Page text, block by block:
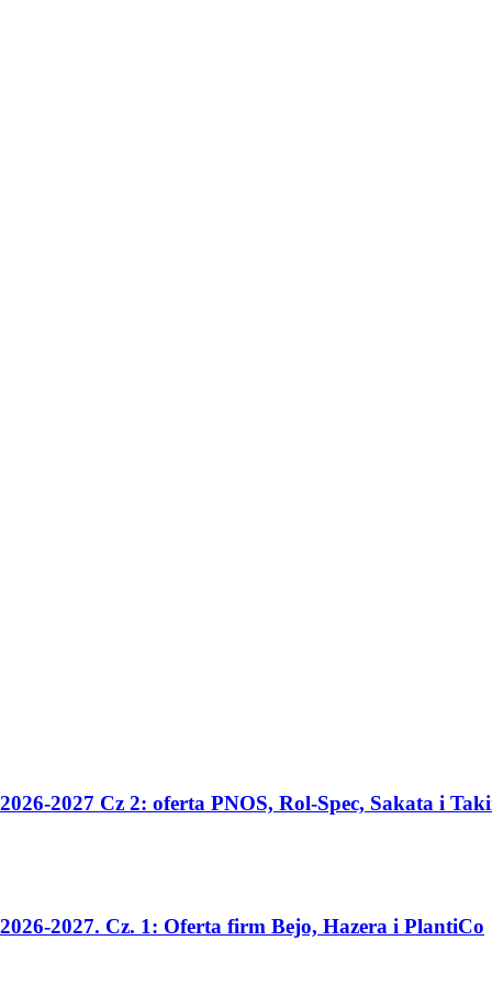
2027 Cz 2: oferta PNOS, Rol-Spec, Sakata i
2027. Cz. 1: Oferta firm Bejo, Hazera i PlantiCo